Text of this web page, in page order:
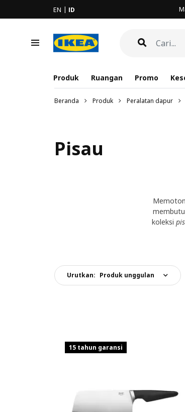
EN ID
Produk Ruangan Promo
Beranda Produk Peralatan dapur
Pisau
koleksi
Urutkan: Produk unggulan
15 tahun garansi